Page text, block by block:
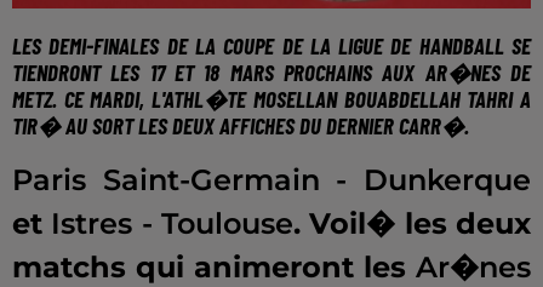
LES DEMI-FINALES DE LA COUPE DE LA LIGUE DE HANDBALL SE
TIENDRONTLES 17 ET 18 MARS PROCHAINSAUX AR�NES DE
METZ. CE MARDI, L'ATHL�TE MOSELLAN BOUABDELLAH TAHRI A
TIR� AU SORT LES DEUX AFFICHES DU DERNIER CARR�.
Paris Saint-Germain - Dunkerque
et Istres - Toulouse. Voil� les deux
matchs qui animeront les Ar�nes